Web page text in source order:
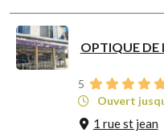
OPTIQUE DE
5
Ouvert
1 rue st jean